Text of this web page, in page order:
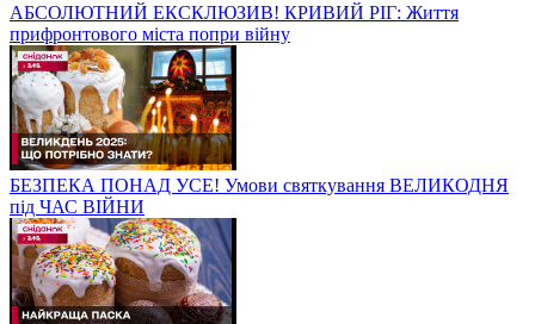
АБСОЛЮТНИЙ ЕКСКЛЮЗИВ! КРИВИЙ РІГ: Життя
прифронтового міста попри війну
БЕЗПЕКА ПОНАД УСЕ! Умови святкування ВЕЛИКОДНЯ
під ЧАС ВІЙНИ